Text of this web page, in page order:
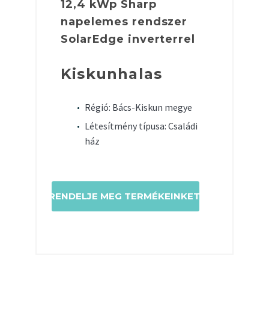
12,4 kWp Sharp
napelemes rendszer
SolarEdge inverterrel
Kiskunhalas
Régió: Bács-Kiskun megye
Létesítmény típusa: Családi
ház
RENDELJE MEG TERMÉKEINKET!